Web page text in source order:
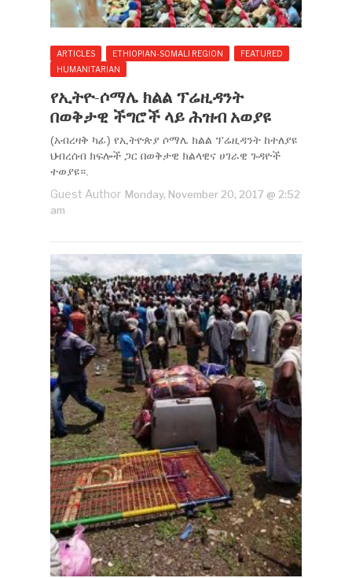
ARTICLES ETHIOPIAN-SOMALI REGION
FEATURED
HUMANITARIAN
የኢትዮ-ሶማሌ ክልል ፕሬዚዳንት
በወቅታዊ ችግሮች ላይ ሕዝብ አወያዩ
(አብረዛቅ ካፊ) የኢትዮጵያ ሶማሌ ክልል ፕሬዚዳንት ከተለያዩ
ህብረሰብ ክፍሎች ጋር በወቅታዊ ክልላዊና ሀገራዊ ጉዳዮች
ተወያዩ።.
Guest Author Monday, November 20, 2017 @ 2:52
am